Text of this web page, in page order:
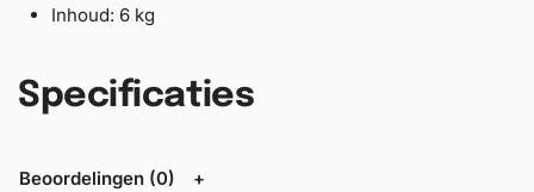
Inhoud: 6 kg
Specificaties
Beoordelingen (0)